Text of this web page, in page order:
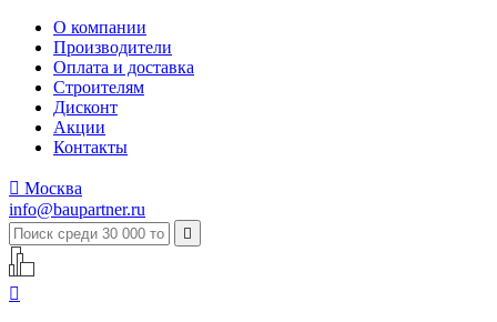
О компании
Производители
Оплата и доставка
Строителям
Дисконт
Акции
Контакты
 Москва
info@baupartner.ru

